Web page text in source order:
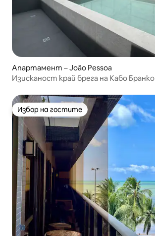
Апартамент – João Pessoa
Изисканост край брега на Кабо Бранко
Избор на гостите
Избор на гостите